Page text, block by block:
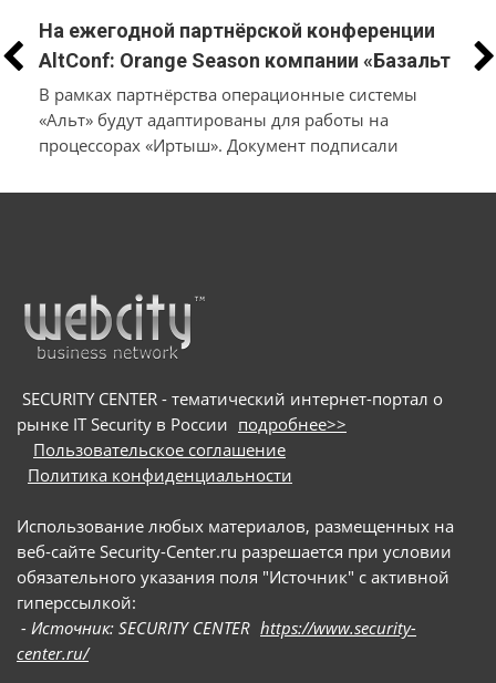
На ежегодной партнёрской конференции
AltConf: Orange Season компании «Базальт
СПО» и «Трамплин Электроникс» объявили
о заключении соглашения о
технологическом сотрудничестве
В рамках партнёрства операционные системы
«Альт» будут адаптированы для работы на
процессорах «Иртыш». Документ подписали
ПО на собственной платформе и разработчики
SECURITY CENTER - тематический интернет-портал о
рынке IT Security в России подробнее>>
Пользовательское соглашение
Политика конфиденциальности
Использование любых материалов, размещенных на
веб-сайте Security-Center.ru разрешается при условии
обязательного указания поля "Источник" с активной
гиперссылкой:
- Источник: SECURITY CENTER https://www.security-
center.ru/